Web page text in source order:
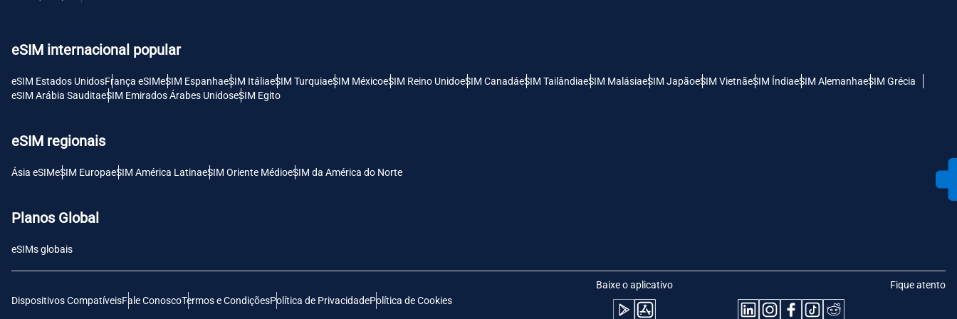
eSIM internacional popular
eSIM Estados UnidosFrança eSIMeSIM EspanhaeSIM ItáliaeSIM TurquiaeSIM MéxicoeSIM Reino UnidoeSIM CanadáeSIM TailândiaeSIM MalásiaeSIM JapãoeSIM VietnãeSIM ÍndiaeSIM AlemanhaeSIM Grécia
eSIM Arábia SauditaeSIM Emirados Árabes UnidoseSIM Egito
eSIM regionais
Ásia eSIMeSIM EuropaeSIM América LatinaeSIM Oriente MédioeSIM da América do Norte
Planos Global
eSIMs globais
Dispositivos CompatíveisFale ConoscoTermos e CondiçõesPolítica de PrivacidadePolítica de Cookies
Baixe o aplicativo Fique atento
Polski
THB - Baht Tailandês